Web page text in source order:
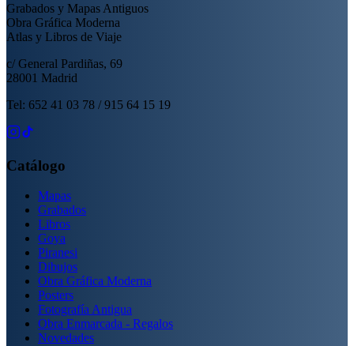
Grabados y Mapas Antiguos
Obra Gráfica Moderna
Atlas y Libros de Viaje
c/ General Pardiñas, 69
28001 Madrid
Tel: 652 41 03 78 / 915 64 15 19
Catálogo
Mapas
Grabados
Libros
Goya
Piranesi
Dibujos
Obra Gráfica Moderna
Posters
Fotografía Antigua
Obra Enmarcada - Regalos
Novedades